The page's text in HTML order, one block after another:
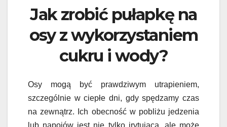
Jak zrobić pułapkę na
osy z wykorzystaniem
cukru i wody?
Osy mogą być prawdziwym utrapieniem,
szczególnie w ciepłe dni, gdy spędzamy czas
na zewnątrz. Ich obecność w pobliżu jedzenia
lub napojów jest nie tylko irytująca, ale może